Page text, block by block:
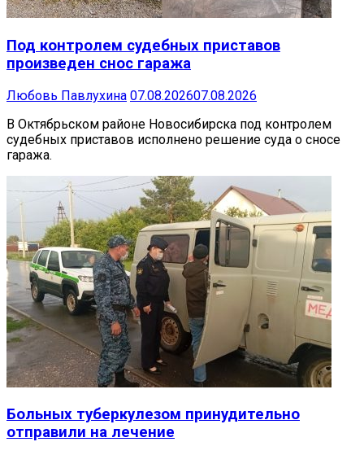
Под контролем судебных приставов
произведен снос гаража
Любовь Павлухина 07.08.202607.08.2026
В Октябрьском районе Новосибирска под контролем
судебных приставов исполнено решение суда о сносе
гаража.
Больных туберкулезом принудительно
отправили на лечение